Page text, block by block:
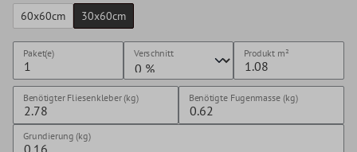
60x60cm 30x60cm
Paket(e) Verschnitt Produkt m²
Benötigter Fliesenkleber (kg) Benötigte Fugenmasse (kg)
Grundierung (kg)